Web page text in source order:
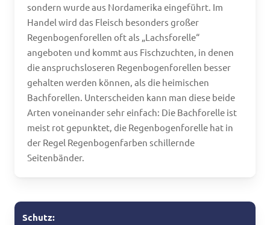
sondern wurde aus Nordamerika eingeführt. Im
Handel wird das Fleisch besonders großer
Regenbogenforellen oft als „Lachsforelle“
angeboten und kommt aus Fischzuchten, in denen
die anspruchsloseren Regenbogenforellen besser
gehalten werden können, als die heimischen
Bachforellen. Unterscheiden kann man diese beide
Arten voneinander sehr einfach: Die Bachforelle ist
meist rot gepunktet, die Regenbogenforelle hat in
der Regel Regenbogenfarben schillernde
Seitenbänder.
Schutz: